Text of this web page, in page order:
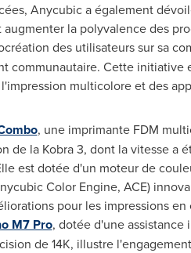
Anycubic a également
la polyvalence des
des utilisateurs sur sa
communautaire. Cette
multicolore et des
, une imprimante FDM
de la Kobra 3, dont la vitesse a
est dotée d'un moteur de
Color Engine, ACE)
pour les impressions en
M7 Pro, dotée d'une assistance
de14K, illustre